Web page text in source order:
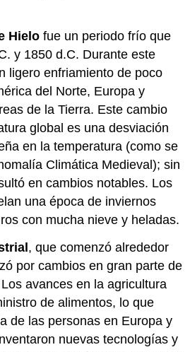
Hielo fue un periodo frío que
y 1850 d.C. Durante este
ligero enfriamiento de poco
del Norte, Europa y
de la Tierra. Este cambio
global es una desviación
en la temperatura (como se
Climática Medieval); sin
en cambios notables. Los
una época de inviernos
con mucha nieve y heladas.
, que comenzó alrededor
por cambios en gran parte de
avances en la agricultura
de alimentos, lo que
de las personas en Europa y
nuevas tecnologías y